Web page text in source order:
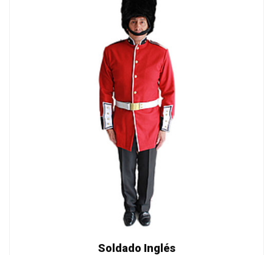
Soldado Inglés